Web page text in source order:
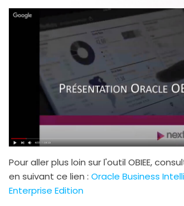
Pour aller plus loin sur l'outil OBIEE,
en suivant ce lien : Oracle Business
Enterprise Edition